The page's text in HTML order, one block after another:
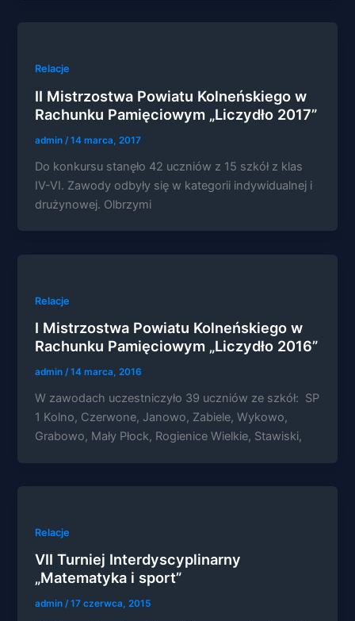
Relacje
II Mistrzostwa Powiatu Kolneńskiego w
Rachunku Pamięciowym „Liczydło 2017”
admin /14 marca, 2017
Do konkursu stanęło 42 uczniów z 15 szkół z klas
IV-VI. Zawody odbyły się w kategorii indywidualnej i
drużynowej. Olbrzymi
Relacje
I Mistrzostwa Powiatu Kolneńskiego w
Rachunku Pamięciowym „Liczydło 2016”
admin/14 marca, 2016
W zawodach uczestniczyło 39 uczniów ze szkół: SP
1 Kolno, Czerwone, Janowo, Zabiele, Wykowo,
Grabowo, Mały Płock, Rogienice Wielkie, Stawiski,
Relacje
VII Turniej Interdyscyplinarny
„Matematyka i sport”
admin/17 czerwca, 2015
Statystyka
Abyśmy mogli
poprawić
strony
internetowej,
na podstawie
internetowa
działała jak
twojego
przejścia na nią.
Jeśli odrzucisz
te pliki cookie,
swoje
zainteresowania i